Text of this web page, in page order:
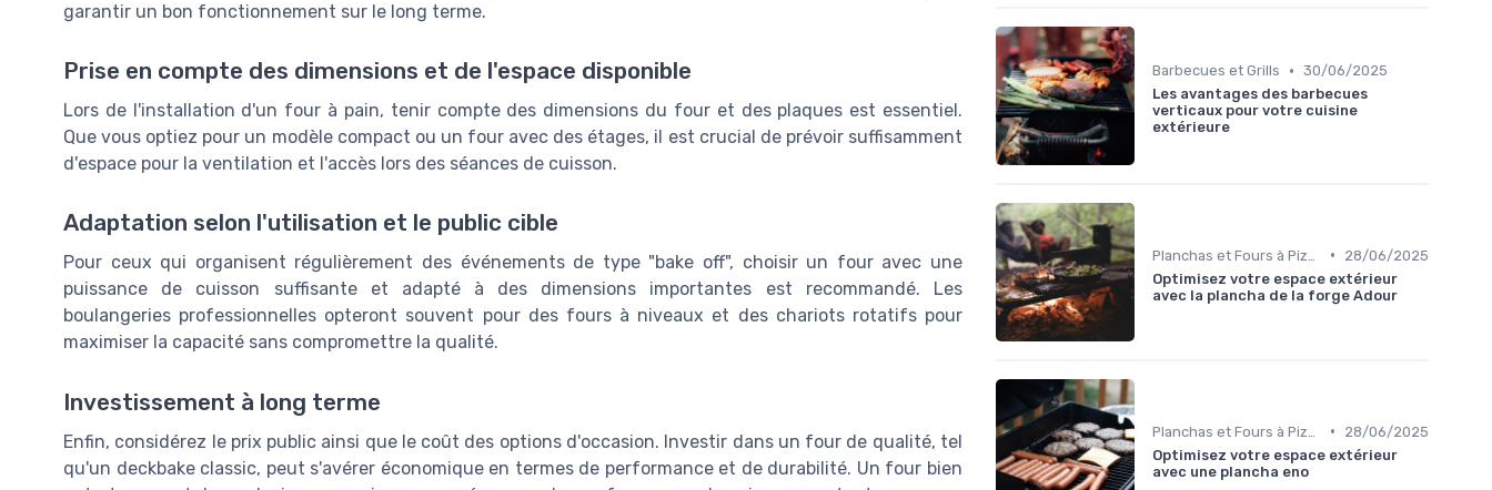
garantir un bon fonctionnement sur le long terme.
Prise en compte des dimensions et de l'espace disponible
Lors de l'installation d'un four à pain, tenir compte des dimensions du four et des plaques est essentiel.
Que vous optiez pour un modèle compact ou un four avec des étages, il est crucial de prévoir suffisamment
d'espace pour la ventilation et l'accès lors des séances de cuisson.
Adaptation selon l'utilisation et le public cible
Pour ceux qui organisent régulièrement des événements de type "bake off", choisir un four avec une
puissance de cuisson suffisante et adapté à des dimensions importantes est recommandé. Les
boulangeries professionnelles opteront souvent pour des fours à niveaux et des chariots rotatifs pour
maximiser la capacité sans compromettre la qualité.
Investissement à long terme
Enfin, considérez le prix public ainsi que le coût des options d'occasion. Investir dans un four de qualité, tel
qu'un deckbake classic, peut s'avérer économique en termes de performance et de durabilité. Un four bien
Barbecues et Grills • 30/06/2025
Les avantages des barbecues
verticaux pour votre cuisine
extérieure
•
28/06/2025
Optimisez votre espace extérieur
avec la plancha de la forge Adour
•
28/06/2025
Optimisez votre espace extérieur
avec une plancha eno